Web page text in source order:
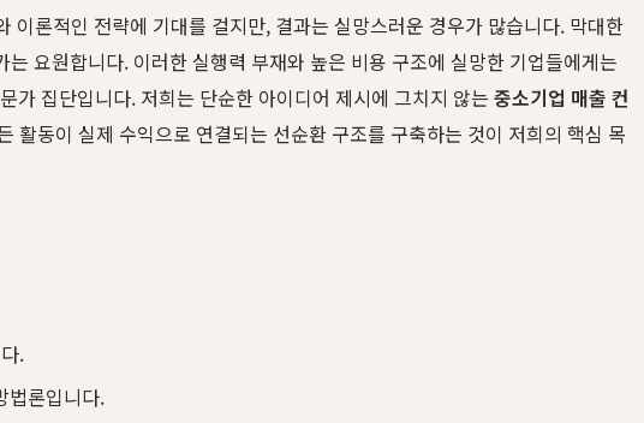
론적인 전략에 기대를 걸지만, 결과는 실망스러운 경우가 많습니다. 막대한
요원합니다. 이러한 실행력 부재와 높은 비용 구조에 실망한 기업들에게는
가 집단입니다. 저희는 단순한 아이디어 제시에 그치지 않는 중소기업 매출 컨
활동이 실제 수익으로 연결되는 선순환 구조를 구축하는 것이 저희의 핵심 목
.
법론입니다.